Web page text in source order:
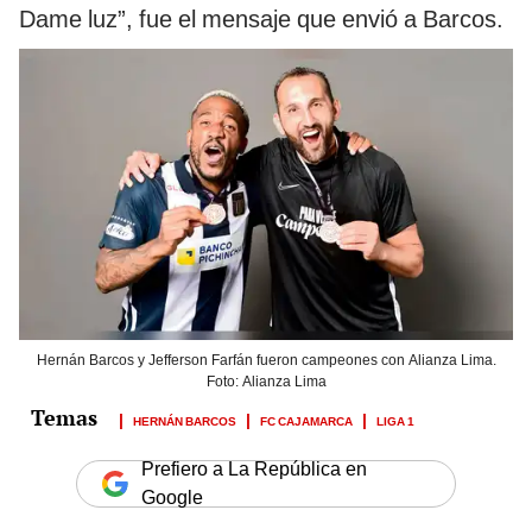
Dame luz”, fue el mensaje que envió a Barcos.
Hernán Barcos y Jefferson Farfán fueron campeones con Alianza Lima.
Foto: Alianza Lima
HERNÁN BARCOS FC CAJAMARCA LIGA 1
Prefiero a La República en
Google